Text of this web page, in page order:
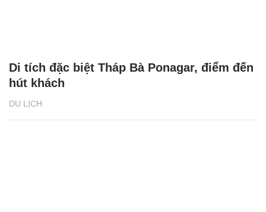
DU LỊCH
Di tích đặc biệt Tháp Bà Ponagar, điểm đến
hút khách